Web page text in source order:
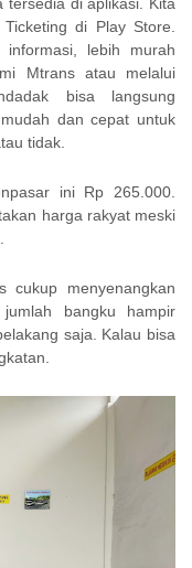
di Play Store.
lebih murah
Mtrans atau melalui
bisa langsung
dan cepat untuk
tidak.
ini Rp 265.000.
harga rakyat meski
cukup menyenangkan
bangku hampir
saja. Kalau bisa